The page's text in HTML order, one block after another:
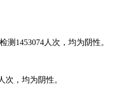
1453074人次，均为阴性。
，均为阴性。